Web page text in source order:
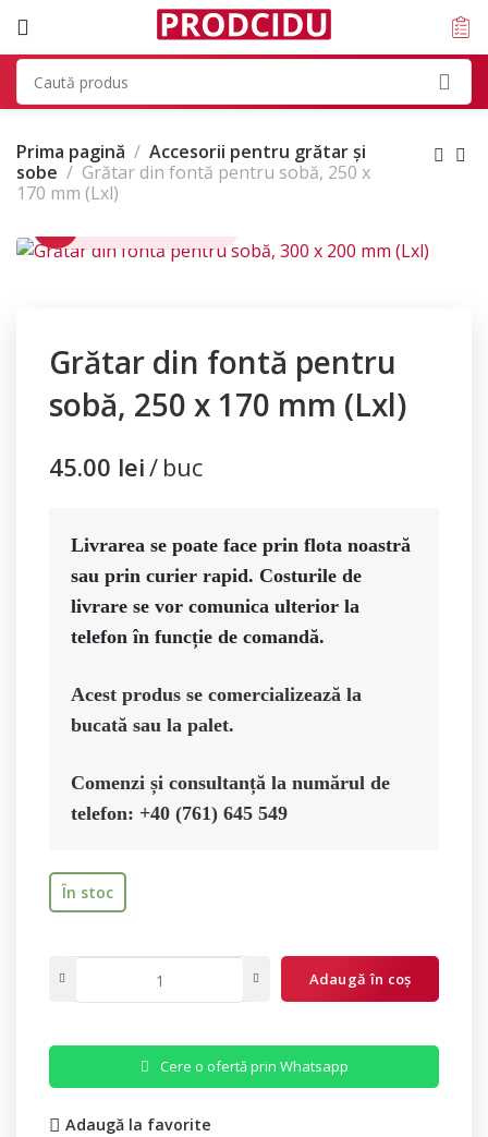
Prima pagină
Accesorii pentru grătar și
sobe
Grătar din fontă pentru sobă, 250 x
170 mm (Lxl)
Grătar din fontă pentru
sobă, 250 x 170 mm (Lxl)
45.00 lei buc
Livrarea se poate face prin flota noastră
sau prin curier rapid. Costurile de
livrare se vor comunica ulterior la
Acest produs se comercializează la
bucată sau la palet.
Comenzi și consultanță la numărul de
telefon: +40 (761) 645 549
În stoc
Adaugă în coș
Cere o ofertă prin Whatsapp
Adaugă la favorite